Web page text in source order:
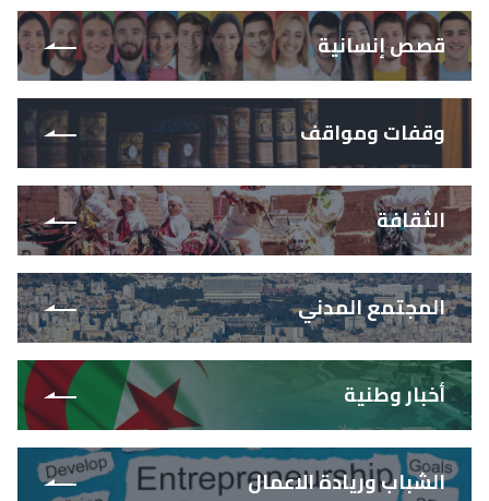
قصص إنسانية
وقفات ومواقف
الثقافة
المجتمع المدني
أخبار وطنية
الشباب وريادة الاعمال